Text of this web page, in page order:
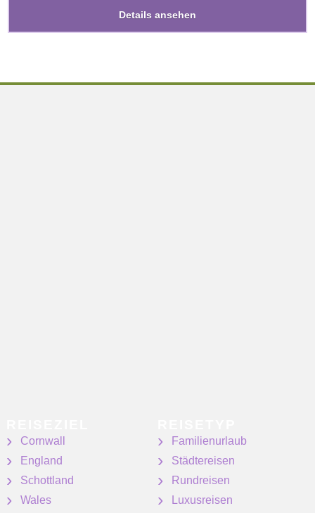
Details ansehen
Cornwall
England
Schottland
Wales
Familienurlaub
Städtereisen
Rundreisen
Luxusreisen